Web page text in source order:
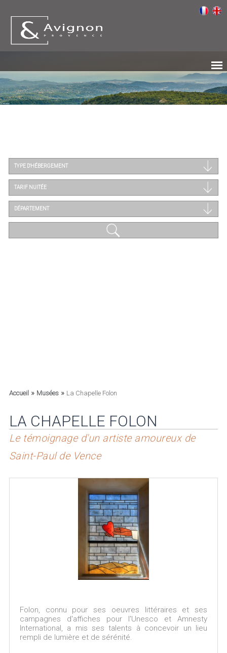
TYPE D'HÉBERGEMENT
TARIF NUITÉE
DÉPARTEMENT
Accueil» Musées» La Chapelle Folon
LA CHAPELLE FOLON
Le témoignage d'un artiste amoureux de
Saint-Paul de Vence
Folon, connu pour ses oeuvres littéraires et ses
campagnes d'affiches pour l'Unesco et Amnesty
International, a mis ses talents à concevoir un lieu
rempli de lumière et de sérénité.